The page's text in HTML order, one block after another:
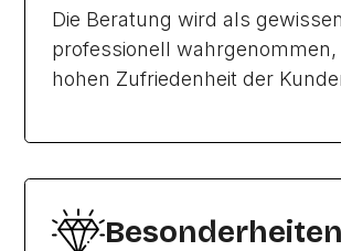
Die Beratung wird als
professionell
hohen Zufriedenheit der
Besonderheiten